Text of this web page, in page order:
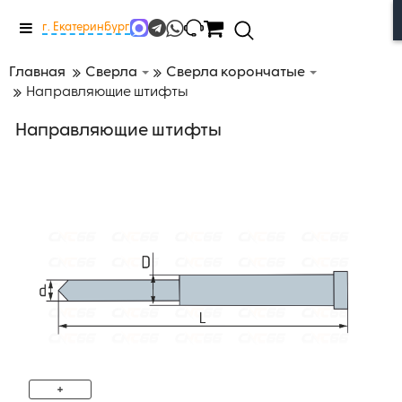
Меню
г. Екатеринбург
Главная Сверла
Сверла корончатые
Направляющие штифты
Направляющие штифты
+